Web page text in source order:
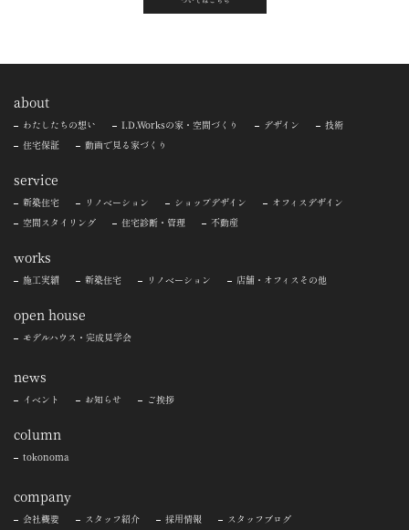
about
わたしたちの想い I.D.Worksの家・空間づくり デザイン 技術
住宅保証 動画で見る家づくり
service
新築住宅 リノベーション ショップデザイン オフィスデザイン
空間スタイリング 住宅診断・管理 不動産
works
施工実績 新築住宅 リノベーション 店舗・オフィスその他
open house
モデルハウス・完成見学会
news
イベント お知らせ ご挨拶
column
tokonoma
company
会社概要 スタッフ紹介 採用情報 スタッフブログ